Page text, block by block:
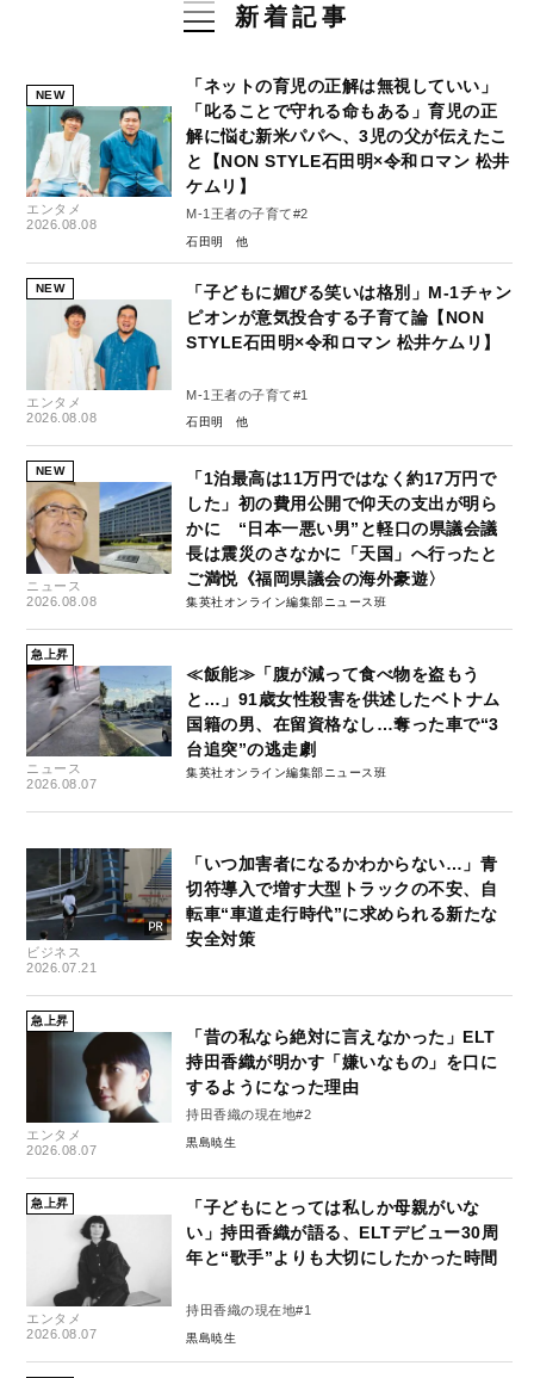
新着記事
NEW
エンタメ
2026.08.08
「ネットの育児の正解は無視していい」
「叱ることで守れる命もある」育児の正
解に悩む新米パパへ、3児の父が伝えたこ
と【NON STYLE石田明×令和ロマン 松井
ケムリ】
M-1王者の子育て#2
石田明
NEW
エンタメ
2026.08.08
「子どもに媚びる笑いは格別」M-1チャン
ピオンが意気投合する子育て論【NON
STYLE石田明×令和ロマン 松井ケムリ】
M-1王者の子育て#1
石田明
NEW
ニュース
2026.08.08
「1泊最高は11万円ではなく約17万円で
した」初の費用公開で仰天の支出が明ら
かに “日本一悪い男”と軽口の県議会議
長は震災のさなかに「天国」へ行ったと
ご満悦《福岡県議会の海外豪遊〉
集英社オンライン編集部ニュース班
急上昇
ニュース
2026.08.07
≪飯能≫「腹が減って食べ物を盗もう
と…」91歳女性殺害を供述したベトナム
国籍の男、在留資格なし…奪った車で“3
台追突”の逃走劇
集英社オンライン編集部ニュース班
ビジネス
2026.07.21
「いつ加害者になるかわからない…」青
切符導入で増す大型トラックの不安、自
転車“車道走行時代”に求められる新たな
安全対策
急上昇
エンタメ
2026.08.07
「昔の私なら絶対に言えなかった」ELT
持田香織が明かす「嫌いなもの」を口に
するようになった理由
持田香織の現在地#2
黒島暁生
急上昇
エンタメ
2026.08.07
「子どもにとっては私しか母親がいな
い」持田香織が語る、ELTデビュー30周
年と“歌手”よりも大切にしたかった時間
持田香織の現在地#1
黒島暁生